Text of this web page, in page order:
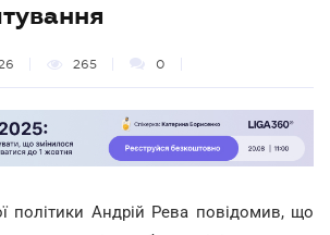
265 0
політики Андрій Рева повідомив, що